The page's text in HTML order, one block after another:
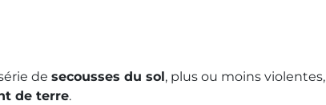
de secousses du sol, plus ou moins violentes,
de terre.